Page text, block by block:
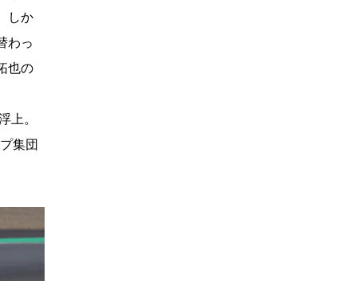
しか
わっ
也の
上。
集団